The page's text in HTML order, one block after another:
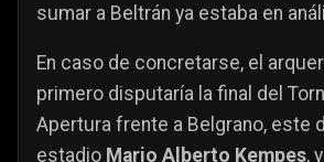
sumar a Beltrán ya estaba en
En caso de concretarse, el
primero disputaría la final del
Apertura frente a Belgrano, este
estadio Mario Alberto Kempes,